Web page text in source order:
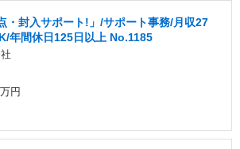
・封入サポート!」/サポート事務/月収27
年間休日125日以上 No.1185
円